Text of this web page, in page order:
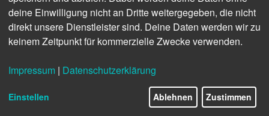
Akquisition betrifft auch Entrack.
Die Transaktion umfasst den gesamten
Geschäftsbereich von Swecon mit rund 1.400
Mitarbeitern, d. h. den Vertrieb von Produkten und
Dienstleistungen, die Vermietung von Maschinen, den
Kundendienst, sowie die Büros und Werkstätten. Die
Vereinbarung umfasst auch Entrack.
deine Einwilligung nicht an Dritte weitergegeben, die nicht
direkt unsere Dienstleister sind. Deine Daten werden wir zu
keinem Zeitpunkt für kommerzielle Zwecke verwenden.
Impressum | Datenschutzerklärung
Einstellen Ablehnen Zustimmen